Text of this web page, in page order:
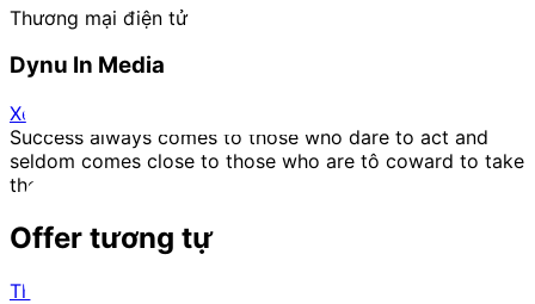
Thương mại điện tử
Dynu In Media
Xem trang
Success always comes to those who dare to act and
seldom comes close to those who are tô coward to take
the consequences.
Offer tương tự
Thời trang và phụ kiện